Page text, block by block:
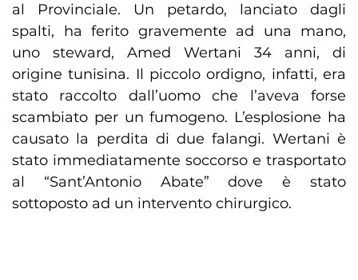
al Provinciale. Un petardo, lanciato dagli
spalti, ha ferito gravemente ad una mano,
uno steward, Amed Wertani 34 anni, di
origine tunisina. Il piccolo ordigno, infatti, era
stato raccolto dall’uomo che l’aveva forse
scambiato per un fumogeno. L’esplosione ha
causato la perdita di due falangi. Wertani è
stato immediatamente soccorso e trasportato
al “Sant’Antonio Abate” dove è stato
sottoposto ad un intervento chirurgico.